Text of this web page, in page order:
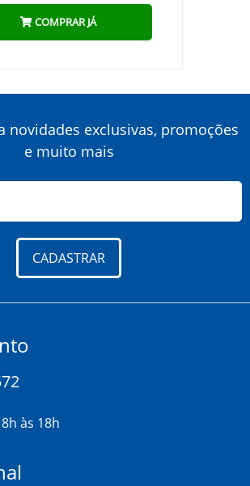
COMPRAR JÁ
novidades exclusivas, promoções
e muito mais
CADASTRAR
às 18h